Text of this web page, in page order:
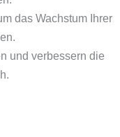
das Wachstum Ihrer
und verbessern die